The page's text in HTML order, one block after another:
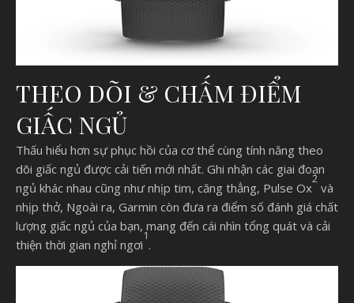
THEO DÕI & CHẤM ĐIỂM
GIẤC NGỦ
Thấu hiểu hơn sự phục hồi của cơ thể cùng tính năng theo
dõi giấc ngủ được cải tiến mới nhất. Ghi nhận các giai đoạn
ngủ khác nhau cũng như nhịp tim, căng thẳng, Pulse Ox
2
và
nhịp thở, Ngoài ra, Garmin còn đưa ra điểm số đánh giá chất
lượng giấc ngủ của bạn, mang đến cái nhìn tổng quát và cải
thiện thời gian nghỉ ngơi
1
.